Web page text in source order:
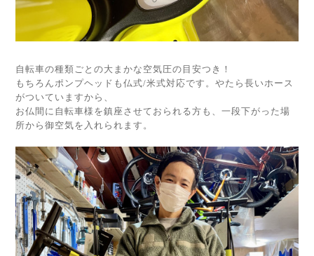
自転車の種類ごとの大まかな空気圧の目安つき！
もちろんポンプヘッドも仏式/米式対応です。やたら長いホース
がついていますから、
お仏間に自転車様を鎮座させておられる方も、一段下がった場
所から御空気を入れられます。